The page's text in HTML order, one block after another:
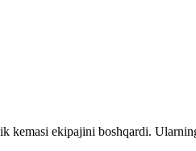
ekipajini boshqardi.